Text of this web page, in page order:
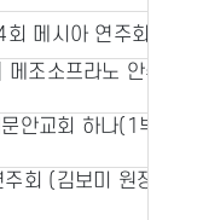
메시아 연주회
조소프라노 안수
안교회 하나(1부)
회 (김보미 원장